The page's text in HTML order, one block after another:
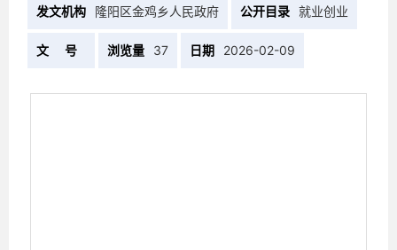
发文机构 隆阳区金鸡乡人民政府 公开目录 就业创业
文 号 浏览量 37 日期 2026-02-09